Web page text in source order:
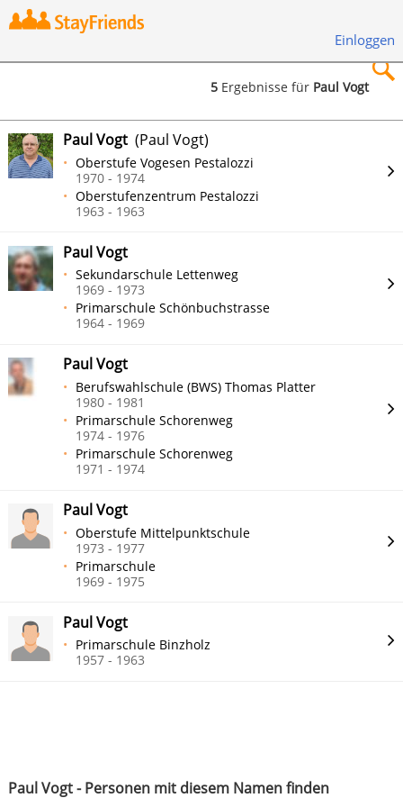
Einloggen
Suchen
5 Ergebnisse für Paul Vogt
Paul Vogt - Personen mit diesem Namen finden
Paul Vogt (Paul Vogt)
Oberstufe Vogesen Pestalozzi
1970 - 1974
Oberstufenzentrum Pestalozzi
1963 - 1963
Paul Vogt
Sekundarschule Lettenweg
1969 - 1973
Primarschule Schönbuchstrasse
1964 - 1969
Paul Vogt
Berufswahlschule (BWS) Thomas Platter
1980 - 1981
Primarschule Schorenweg
1974 - 1976
Primarschule Schorenweg
1971 - 1974
Paul Vogt
Oberstufe Mittelpunktschule
1973 - 1977
Primarschule
1969 - 1975
Paul Vogt
Primarschule Binzholz
1957 - 1963